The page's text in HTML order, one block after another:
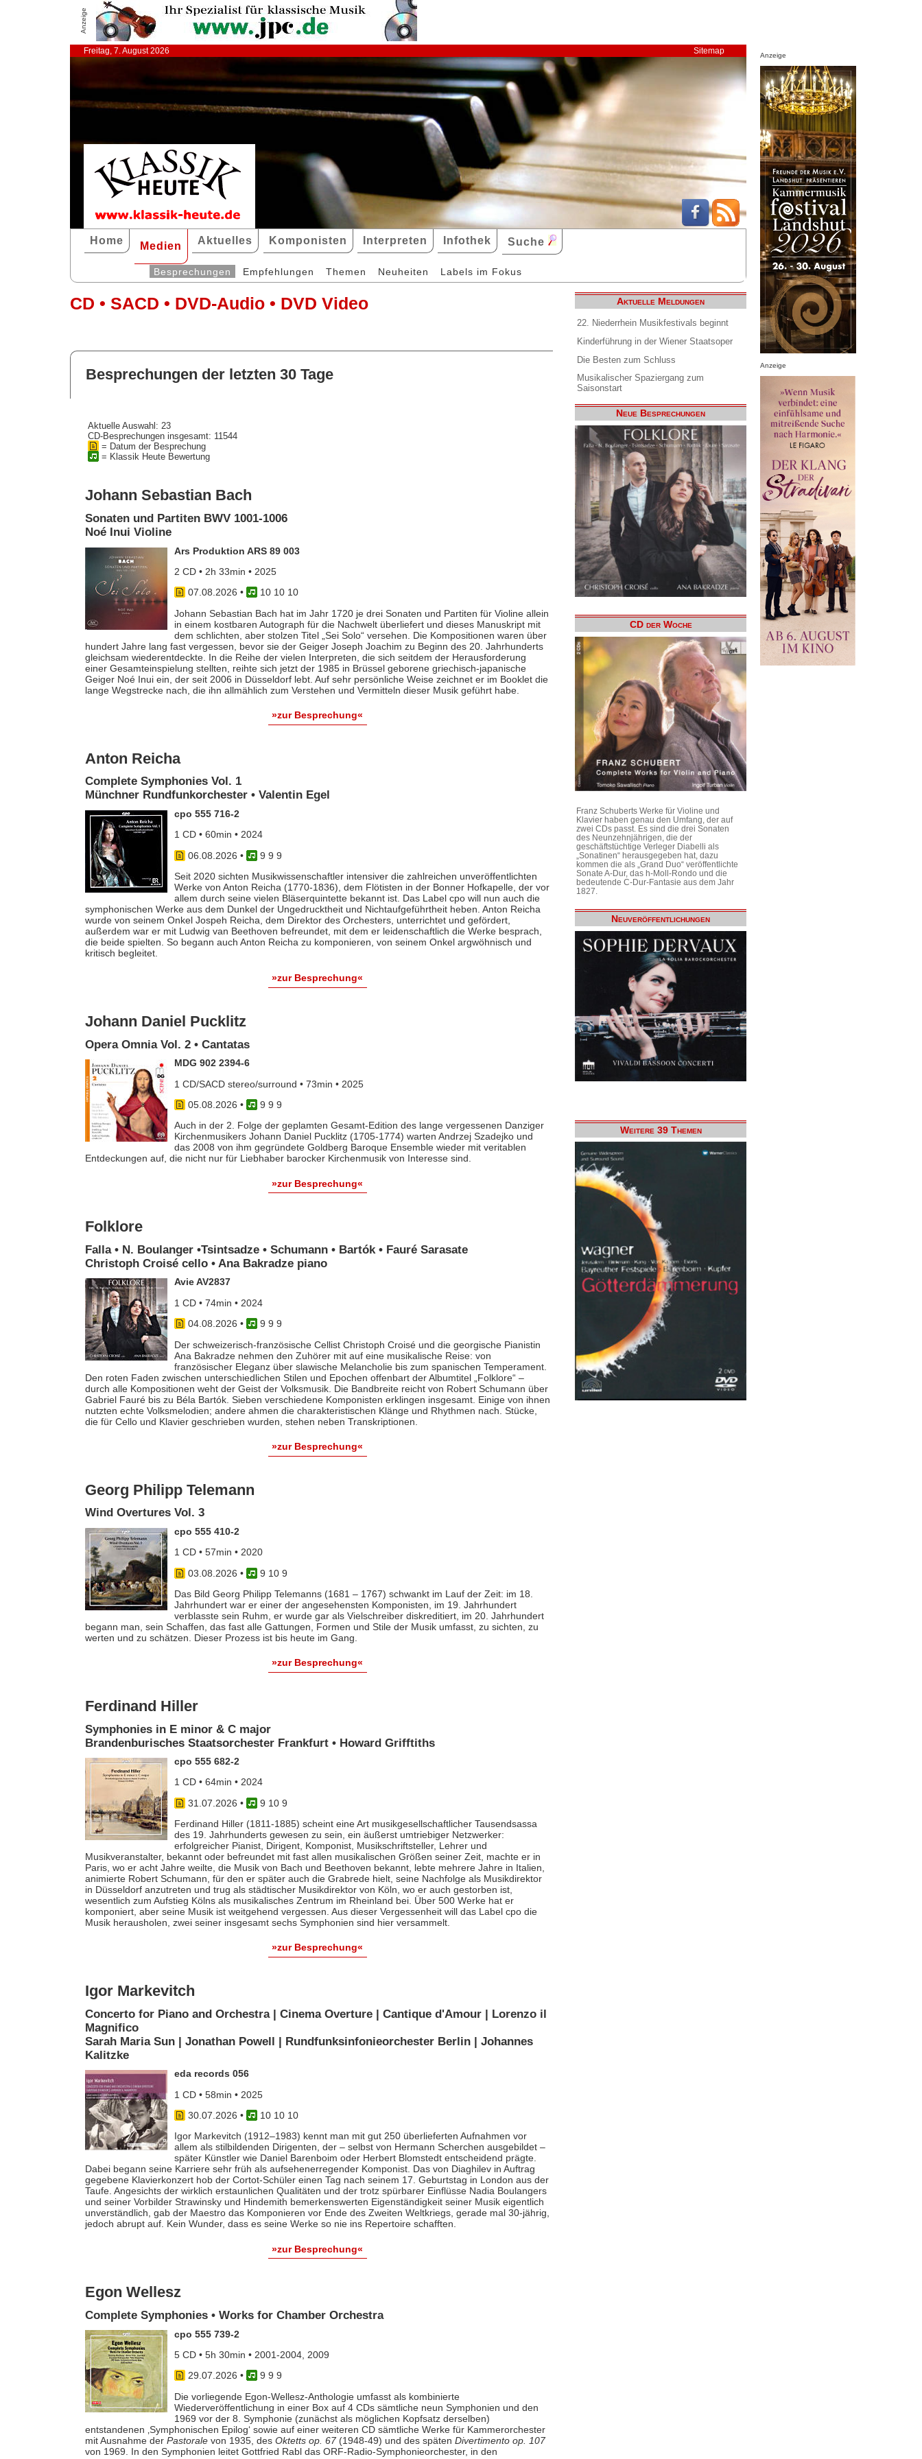
Anzeige
Freitag, 7. August 2026 Sitemap
Home Medien Aktuelles Komponisten Interpreten Infothek Suche
Besprechungen Empfehlungen Themen Neuheiten Labels im Fokus
CD • SACD • DVD-Audio • DVD Video
Besprechungen der letzten 30 Tage
Aktuelle Auswahl: 23
CD-Besprechungen insgesamt: 11544
= Datum der Besprechung
= Klassik Heute Bewertung
Johann Sebastian Bach
Sonaten und Partiten BWV 1001-1006
Noé Inui Violine
Ars Produktion ARS 89 003
2 CD • 2h 33min • 2025
07.08.2026 •
10 10 10
Johann Sebastian Bach hat im Jahr 1720 je drei Sonaten und Partiten für Violine allein
in einem kostbaren Autograph für die Nachwelt überliefert und dieses Manuskript mit
dem schlichten, aber stolzen Titel „Sei Solo“ versehen. Die Kompositionen waren über
hundert Jahre lang fast vergessen, bevor sie der Geiger Joseph Joachim zu Beginn des 20. Jahrhunderts
gleichsam wiederentdeckte. In die Reihe der vielen Interpreten, die sich seitdem der Herausforderung
einer Gesamteinspielung stellten, reihte sich jetzt der 1985 in Brüssel geborene griechisch-japanische
Geiger Noé Inui ein, der seit 2006 in Düsseldorf lebt. Auf sehr persönliche Weise zeichnet er im Booklet die
lange Wegstrecke nach, die ihn allmählich zum Verstehen und Vermitteln dieser Musik geführt habe.
»zur Besprechung«
Anton Reicha
Complete Symphonies Vol. 1
Münchner Rundfunkorchester • Valentin Egel
cpo 555 716-2
1 CD • 60min • 2024
06.08.2026 •
9 9 9
Seit 2020 sichten Musikwissenschaftler intensiver die zahlreichen unveröffentlichten
Werke von Anton Reicha (1770-1836), dem Flötisten in der Bonner Hofkapelle, der vor
allem durch seine vielen Bläserquintette bekannt ist. Das Label cpo will nun auch die
symphonischen Werke aus dem Dunkel der Ungedrucktheit und Nichtaufgeführtheit heben. Anton Reicha
wurde von seinem Onkel Jospeh Reicha, dem Direktor des Orchesters, unterrichtet und gefördert,
außerdem war er mit Ludwig van Beethoven befreundet, mit dem er leidenschaftlich die Werke besprach,
die beide spielten. So begann auch Anton Reicha zu komponieren, von seinem Onkel argwöhnisch und
kritisch begleitet.
»zur Besprechung«
Johann Daniel Pucklitz
Opera Omnia Vol. 2 • Cantatas
MDG 902 2394-6
1 CD/SACD stereo/surround • 73min • 2025
05.08.2026 •
9 9 9
Auch in der 2. Folge der geplamten Gesamt-Edition des lange vergessenen Danziger
Kirchenmusikers Johann Daniel Pucklitz (1705-1774) warten Andrzej Szadejko und
das 2008 von ihm gegründete Goldberg Baroque Ensemble wieder mit veritablen
Entdeckungen auf, die nicht nur für Liebhaber barocker Kirchenmusik von Interesse sind.
»zur Besprechung«
Folklore
Falla • N. Boulanger •Tsintsadze • Schumann • Bartók • Fauré Sarasate
Christoph Croisé cello • Ana Bakradze piano
Avie AV2837
1 CD • 74min • 2024
04.08.2026 •
9 9 9
Der schweizerisch-französische Cellist Christoph Croisé und die georgische Pianistin
Ana Bakradze nehmen den Zuhörer mit auf eine musikalische Reise: von
französischer Eleganz über slawische Melancholie bis zum spanischen Temperament.
Den roten Faden zwischen unterschiedlichen Stilen und Epochen offenbart der Albumtitel „Folklore“ –
durch alle Kompositionen weht der Geist der Volksmusik. Die Bandbreite reicht von Robert Schumann über
Gabriel Fauré bis zu Béla Bartók. Sieben verschiedene Komponisten erklingen insgesamt. Einige von ihnen
nutzten echte Volksmelodien; andere ahmen die charakteristischen Klänge und Rhythmen nach. Stücke,
die für Cello und Klavier geschrieben wurden, stehen neben Transkriptionen.
»zur Besprechung«
Georg Philipp Telemann
Wind Overtures Vol. 3
cpo 555 410-2
1 CD • 57min • 2020
03.08.2026 •
9 10 9
Das Bild Georg Philipp Telemanns (1681 – 1767) schwankt im Lauf der Zeit: im 18.
Jahrhundert war er einer der angesehensten Komponisten, im 19. Jahrhundert
verblasste sein Ruhm, er wurde gar als Vielschreiber diskreditiert, im 20. Jahrhundert
begann man, sein Schaffen, das fast alle Gattungen, Formen und Stile der Musik umfasst, zu sichten, zu
werten und zu schätzen. Dieser Prozess ist bis heute im Gang.
»zur Besprechung«
Ferdinand Hiller
Symphonies in E minor & C major
Brandenburisches Staatsorchester Frankfurt • Howard Grifftiths
cpo 555 682-2
1 CD • 64min • 2024
31.07.2026 •
9 10 9
Ferdinand Hiller (1811-1885) scheint eine Art musikgesellschaftlicher Tausendsassa
des 19. Jahrhunderts gewesen zu sein, ein äußerst umtriebiger Netzwerker:
erfolgreicher Pianist, Dirigent, Komponist, Musikschriftsteller, Lehrer und
Musikveranstalter, bekannt oder befreundet mit fast allen musikalischen Größen seiner Zeit, machte er in
Paris, wo er acht Jahre weilte, die Musik von Bach und Beethoven bekannt, lebte mehrere Jahre in Italien,
animierte Robert Schumann, für den er später auch die Grabrede hielt, seine Nachfolge als Musikdirektor
in Düsseldorf anzutreten und trug als städtischer Musikdirektor von Köln, wo er auch gestorben ist,
wesentlich zum Aufstieg Kölns als musikalisches Zentrum im Rheinland bei. Über 500 Werke hat er
komponiert, aber seine Musik ist weitgehend vergessen. Aus dieser Vergessenheit will das Label cpo die
Musik herausholen, zwei seiner insgesamt sechs Symphonien sind hier versammelt.
»zur Besprechung«
Igor Markevitch
Concerto for Piano and Orchestra | Cinema Overture | Cantique d'Amour | Lorenzo il
Magnifico
Sarah Maria Sun | Jonathan Powell | Rundfunksinfonieorchester Berlin | Johannes
Kalitzke
eda records 056
1 CD • 58min • 2025
30.07.2026 •
10 10 10
Igor Markevitch (1912–1983) kennt man mit gut 250 überlieferten Aufnahmen vor
allem als stilbildenden Dirigenten, der – selbst von Hermann Scherchen ausgebildet –
später Künstler wie Daniel Barenboim oder Herbert Blomstedt entscheidend prägte.
Dabei begann seine Karriere sehr früh als aufsehenerregender Komponist. Das von Diaghilev in Auftrag
gegebene Klavierkonzert hob der Cortot-Schüler einen Tag nach seinem 17. Geburtstag in London aus der
Taufe. Angesichts der wirklich erstaunlichen Qualitäten und der trotz spürbarer Einflüsse Nadia Boulangers
und seiner Vorbilder Strawinsky und Hindemith bemerkenswerten Eigenständigkeit seiner Musik eigentlich
unverständlich, gab der Maestro das Komponieren vor Ende des Zweiten Weltkriegs, gerade mal 30-jährig,
jedoch abrupt auf. Kein Wunder, dass es seine Werke so nie ins Repertoire schafften.
»zur Besprechung«
Egon Wellesz
Complete Symphonies • Works for Chamber Orchestra
cpo 555 739-2
5 CD • 5h 30min • 2001-2004, 2009
29.07.2026 •
9 9 9
Die vorliegende Egon-Wellesz-Anthologie umfasst als kombinierte
Wiederveröffentlichung in einer Box auf 4 CDs sämtliche neun Symphonien und den
1969 vor der 8. Symphonie (zunächst als möglichen Kopfsatz derselben)
entstandenen ‚Symphonischen Epilog‘ sowie auf einer weiteren CD sämtliche Werke für Kammerorchester
mit Ausnahme der Pastoralevon 1935, des Oktetts op. 67(1948-49) und des späten Divertimento op. 107
von 1969. In den Symphonien leitet Gottfried Rabl das ORF-Radio-Symphonieorchester, in den
Aktuelle Meldungen
22. Niederrhein Musikfestivals beginnt
Kinderführung in der Wiener Staatsoper
Die Besten zum Schluss
Musikalischer Spaziergang zum
Saisonstart
Neue Besprechungen
CD der Woche
Franz Schuberts Werke für Violine und
Klavier haben genau den Umfang, der auf
zwei CDs passt. Es sind die drei Sonaten
des Neunzehnjährigen, die der
geschäftstüchtige Verleger Diabelli als
„Sonatinen“ herausgegeben hat, dazu
kommen die als „Grand Duo“ veröffentlichte
Sonate A-Dur, das h-Moll-Rondo und die
bedeutende C-Dur-Fantasie aus dem Jahr
1827.
Neuveröffentlichungen
Weitere 39 Themen
Anzeige
Anzeige